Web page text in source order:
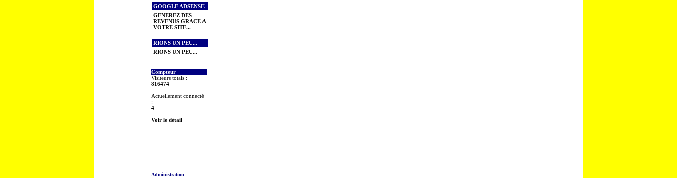
GOOGLE ADSENSE
GENEREZ DES
REVENUS GRACE A
VOTRE SITE...
RIONS UN PEU...
RIONS UN PEU...
Compteur
Visiteurs totals :
816474
Actuellement connecté
:
4
Voir le détail
Administration